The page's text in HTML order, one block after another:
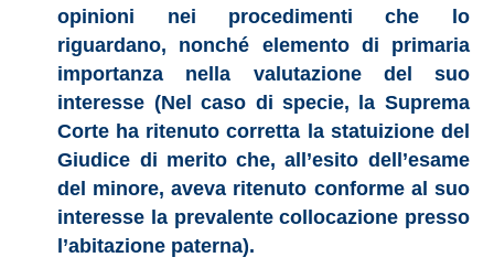
opinioni nei procedimenti che lo
riguardano, nonché elemento di primaria
importanza nella valutazione del suo
interesse (Nel caso di specie, la Suprema
Corte ha ritenuto corretta la statuizione del
Giudice di merito che, all’esito dell’esame
del minore, aveva ritenuto conforme al suo
interesse la prevalente collocazione presso
l’abitazione paterna).